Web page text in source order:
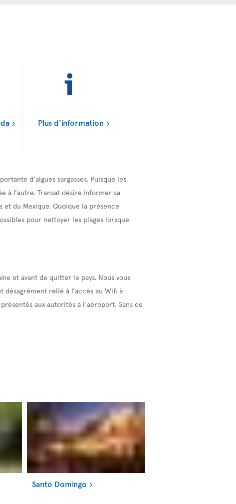
Plus d'information
d’algues sargasses. Puisque les
à l’autre. Transat désire informer sa
du Mexique. Quoique la présence
pour nettoyer les plages lorsque
et avant de quitter le pays. Nous vous
relié à l’accès au Wifi à
aux autorités à l'aéroport. Sans ce
Santo Domingo